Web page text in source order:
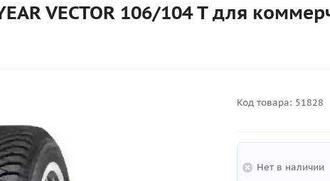
VECTOR 106/104 T для
Код товара: 51828
Нет в наличии